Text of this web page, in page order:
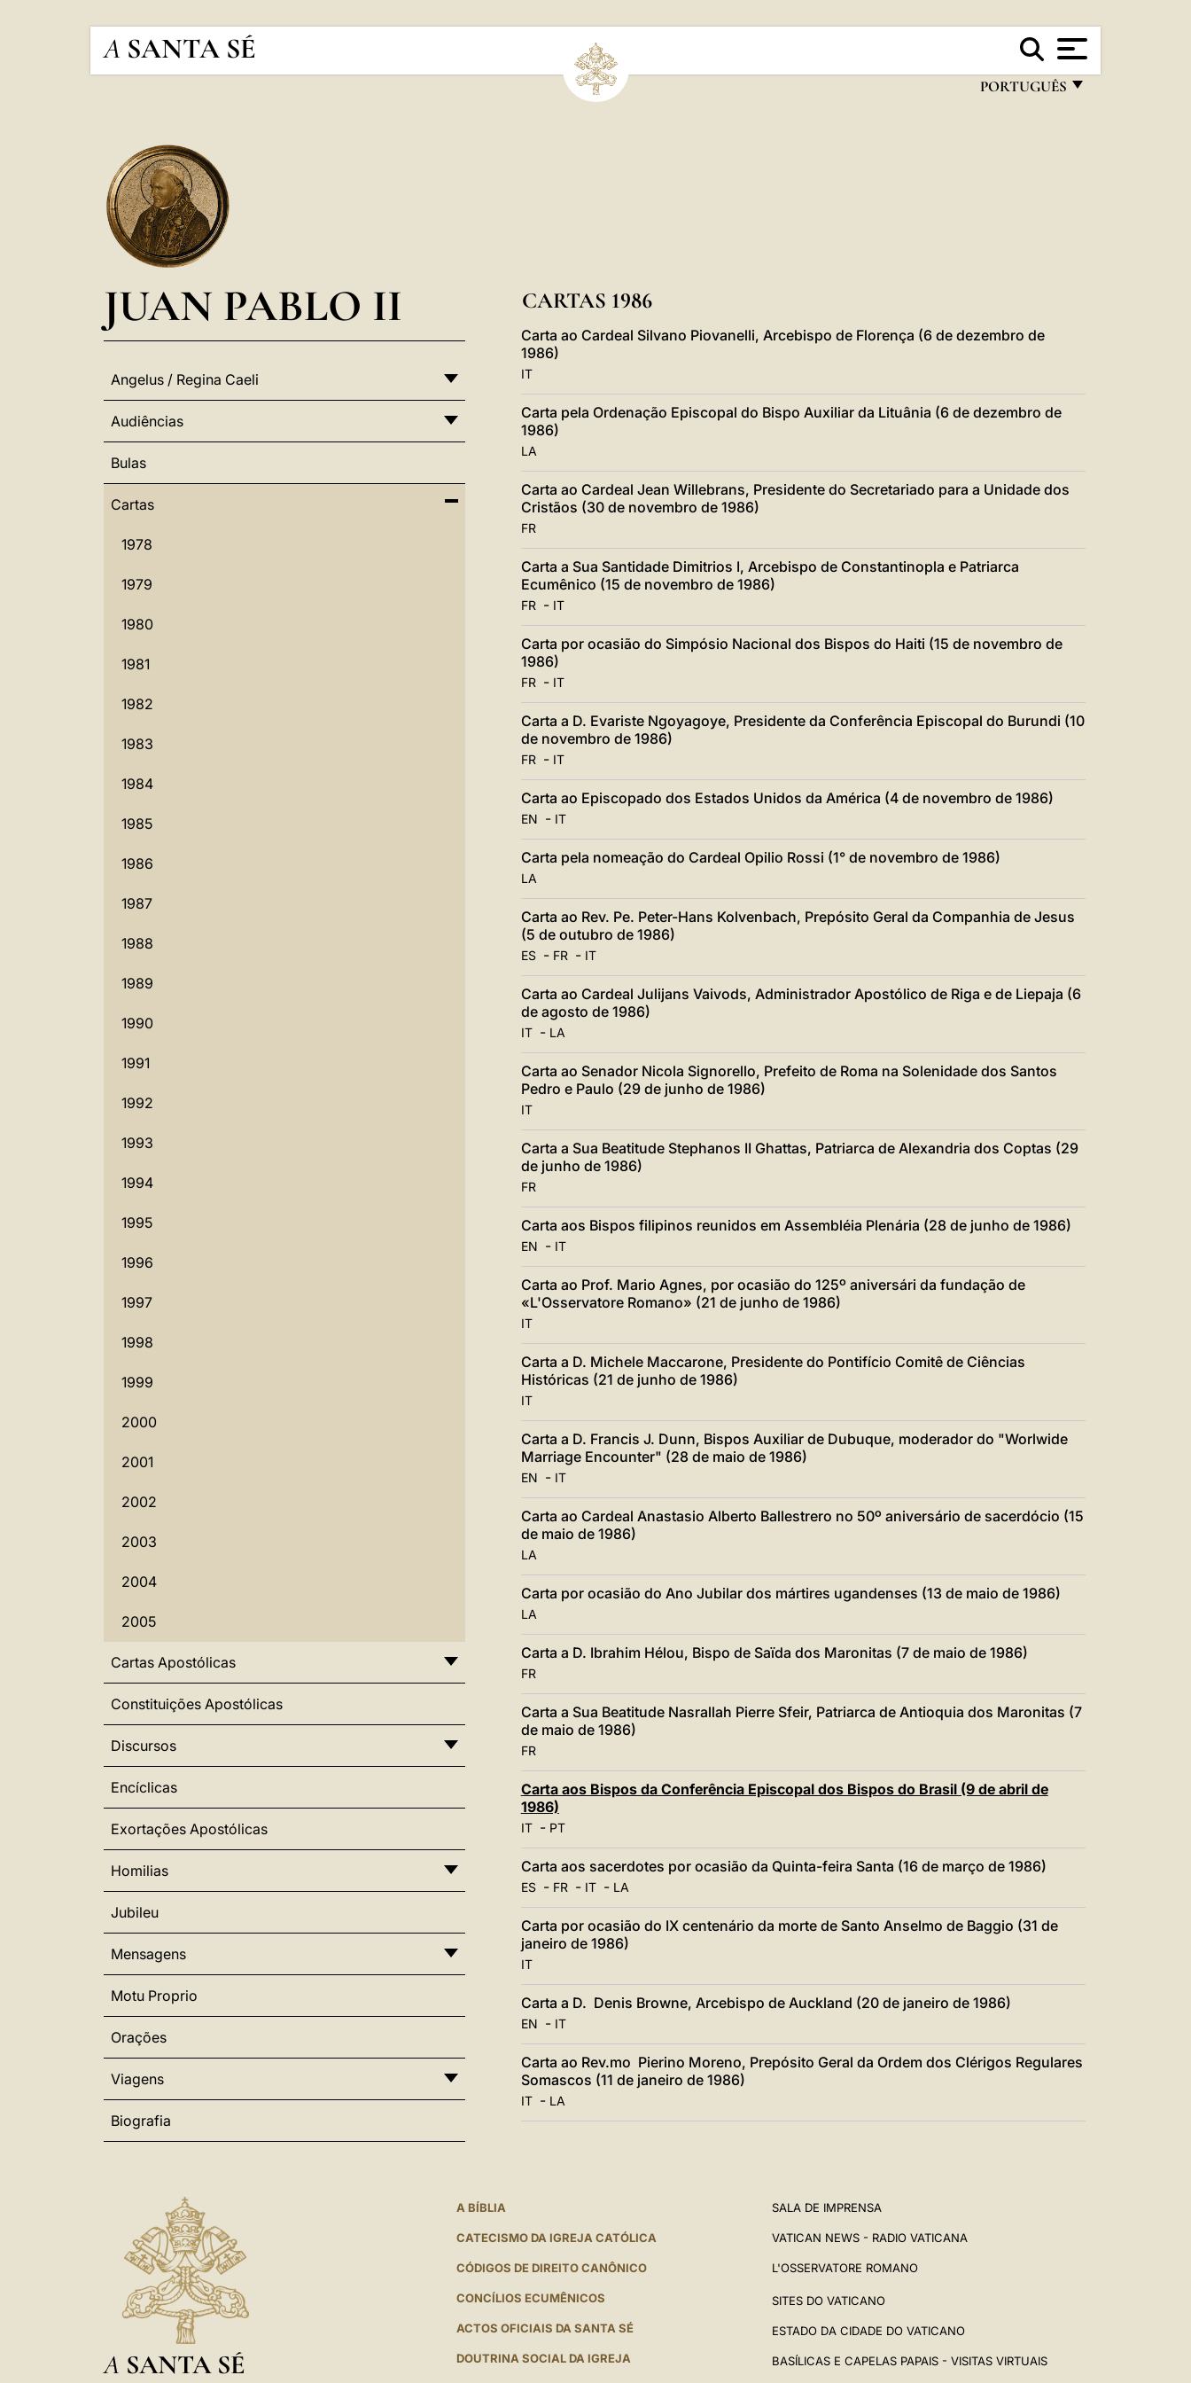
A SANTA SÉ
PORTUGUÊS
POLSKI
中文
JUAN PABLO II
Angelus / Regina Caeli
Audiências
Bulas
Cartas
1978
1979
1980
1981
1982
1983
1984
1985
1986
1987
1988
1989
1990
1991
1992
1993
1994
1995
1996
1997
1998
1999
2000
2001
2002
2003
2004
2005
Cartas Apostólicas
Constituições Apostólicas
Discursos
Encíclicas
Exortações Apostólicas
Homilias
Jubileu
Mensagens
Motu Proprio
Orações
Viagens
Biografia
CARTAS 1986
Carta ao Cardeal Silvano Piovanelli, Arcebispo de Florença (6 de dezembro de
1986)
IT
Carta pela Ordenação Episcopal do Bispo Auxiliar da Lituânia (6 de dezembro de
1986)
LA
Carta ao Cardeal Jean Willebrans, Presidente do Secretariado para a Unidade dos
Cristãos (30 de novembro de 1986)
FR
Carta a Sua Santidade Dimitrios I, Arcebispo de Constantinopla e Patriarca
Ecumênico (15 de novembro de 1986)
FR- IT
Carta por ocasião do Simpósio Nacional dos Bispos do Haiti (15 de novembro de
1986)
FR- IT
Carta a D. Evariste Ngoyagoye, Presidente da Conferência Episcopal do Burundi (10
de novembro de 1986)
FR- IT
Carta ao Episcopado dos Estados Unidos da América (4 de novembro de 1986)
EN - IT
Carta pela nomeação do Cardeal Opilio Rossi (1° de novembro de 1986)
LA
Carta ao Rev. Pe. Peter-Hans Kolvenbach, Prepósito Geral da Companhia de Jesus
(5 de outubro de 1986)
ES- FR- IT
Carta ao Cardeal Julijans Vaivods, Administrador Apostólico de Riga e de Liepaja (6
de agosto de 1986)
IT- LA
Carta ao Senador Nicola Signorello, Prefeito de Roma na Solenidade dos Santos
Pedro e Paulo (29 de junho de 1986)
IT
Carta a Sua Beatitude Stephanos II Ghattas, Patriarca de Alexandria dos Coptas (29
de junho de 1986)
FR
Carta aos Bispos filipinos reunidos em Assembléia Plenária (28 de junho de 1986)
EN - IT
Carta ao Prof. Mario Agnes, por ocasião do 125º aniversári da fundação de
«L'Osservatore Romano» (21 de junho de 1986)
IT
Carta a D. Michele Maccarone, Presidente do Pontifício Comitê de Ciências
Históricas (21 de junho de 1986)
IT
Carta a D. Francis J. Dunn, Bispos Auxiliar de Dubuque, moderador do "Worlwide
Marriage Encounter" (28 de maio de 1986)
EN - IT
Carta ao Cardeal Anastasio Alberto Ballestrero no 50º aniversário de sacerdócio (15
de maio de 1986)
LA
Carta por ocasião do Ano Jubilar dos mártires ugandenses (13 de maio de 1986)
LA
Carta a D. Ibrahim Hélou, Bispo de Saïda dos Maronitas (7 de maio de 1986)
FR
Carta a Sua Beatitude Nasrallah Pierre Sfeir, Patriarca de Antioquia dos Maronitas (7
de maio de 1986)
FR
Carta aos Bispos da Conferência Episcopal dos Bispos do Brasil (9 de abril de
1986)
IT- PT
Carta aos sacerdotes por ocasião da Quinta-feira Santa (16 de março de 1986)
ES- FR- IT- LA
Carta por ocasião do IX centenário da morte de Santo Anselmo de Baggio (31 de
janeiro de 1986)
IT
Carta a D. Denis Browne, Arcebispo de Auckland (20 de janeiro de 1986)
EN - IT
Carta ao Rev.mo Pierino Moreno, Prepósito Geral da Ordem dos Clérigos Regulares
Somascos (11 de janeiro de 1986)
IT- LA
A SANTA SÉ
A BÍBLIA
CATECISMO DA IGREJA CATÓLICA
CÓDIGOS DE DIREITO CANÔNICO
CONCÍLIOS ECUMÊNICOS
ACTOS OFICIAIS DA SANTA SÉ
DOUTRINA SOCIAL DA IGREJA
SALA DE IMPRENSA
VATICAN NEWS - RADIO VATICANA
L'OSSERVATORE ROMANO
SITES DO VATICANO
ESTADO DA CIDADE DO VATICANO
BASÍLICAS E CAPELAS PAPAIS - VISITAS VIRTUAIS